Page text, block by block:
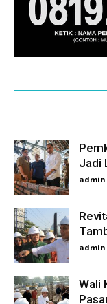
Jadi
admin
admin
Wali